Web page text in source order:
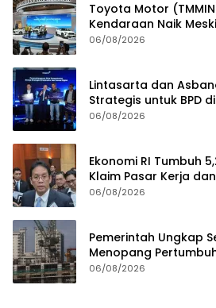
Toyota Motor
Kendaraan Naik
06/08/2026
Lintasarta dan
Strategis untuk BPD
06/08/2026
Ekonomi RI Tumbuh
Klaim Pasar Kerja
Membaik
06/08/2026
Pemerintah Ungkap
Menopang
II-2026
06/08/2026